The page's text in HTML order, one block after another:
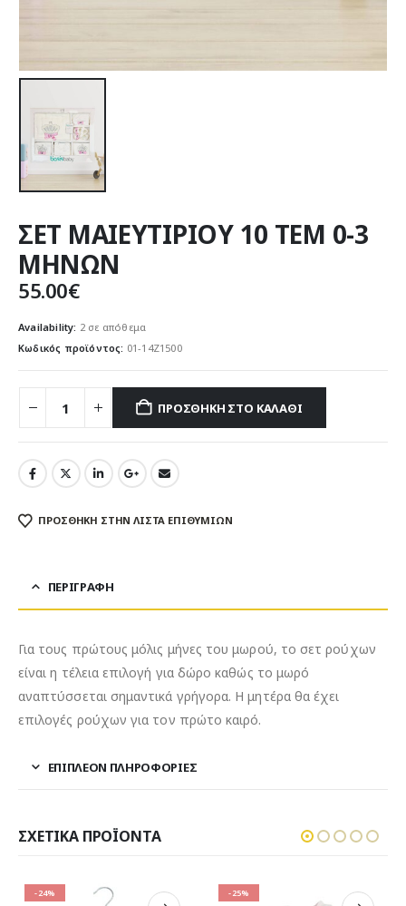
ΣΕΤ ΜΑΙΕΥΤΙΡΙΟΥ 10 ΤΕΜ 0-3
ΜΗΝΩΝ
55.00€
Availability: 2 σε απόθεμα
Κωδικός προϊόντος: 01-14Z1500
ΠΡΟΣΘΉΚΗ ΣΤΟ ΚΑΛΆΘΙ
ΠΡΌΣΘΉΚΗ ΣΤΗΝ ΛΊΣΤΑ ΕΠΙΘΥΜΙΏΝ
ΠΕΡΙΓΡΑΦΉ
Για τους πρώτους μόλις μήνες του μωρού, το σετ ρούχων
είναι η τέλεια επιλογή για δώρο καθώς το μωρό
αναπτύσσεται σημαντικά γρήγορα. Η μητέρα θα έχει
επιλογές ρούχων για τον πρώτο καιρό.
ΕΠΙΠΛΈΟΝ ΠΛΗΡΟΦΟΡΊΕΣ
ΣΧΕΤΙΚΆ ΠΡΟΪΌΝΤΑ
-25% -17%